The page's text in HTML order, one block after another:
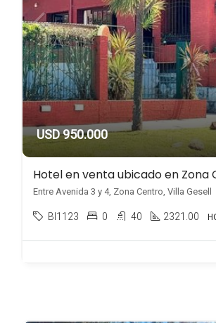
USD 950.000
Hotel en venta ubicado en Zona
Entre Avenida 3 y 4, Zona Centro, Villa Gesell
BI1123 0 40 2321.00